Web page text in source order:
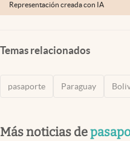
Representación creada con IA
Temas relacionados
pasaporte Paraguay
Más noticias de